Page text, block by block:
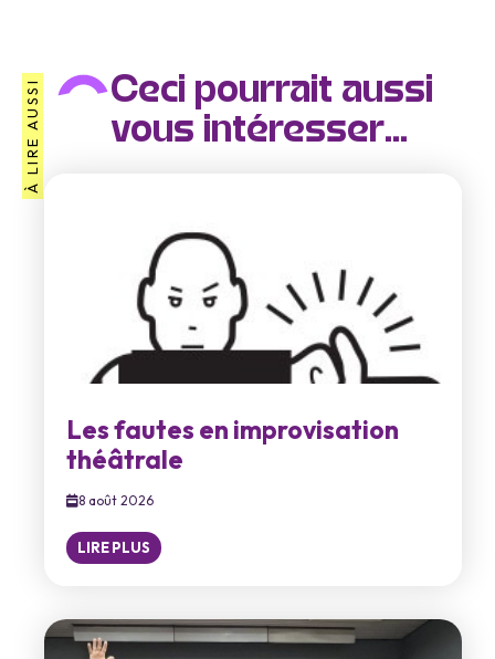
À LIRE AUSSI
Ceci pourrait aussi
vous intéresser...
Les fautes en improvisation
théâtrale
8 août 2026
LIRE PLUS